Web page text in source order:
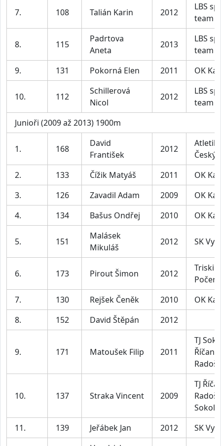
7. 108 Talián Karin 2012
LBS
team
8. 115
Padrtova
Aneta
2013
LBS
team
9.
131 Pokorná Elen 2011 OK
10. 112
Schillerová
Nicol
2012
LBS
team
Junioři (2009 až 2013) 1900m
1. 168
David
František
2012
Český
2.
133 Čížik Matyáš 2011
OK
3.
126 Zavadil Adam 2009
OK
4.
134 Bašus Ondřej 2010 OK
5. 151
Malásek
Mikuláš
2012 SK
6. 173 Pirout Šimon 2012
Triski
7.
130 Rejšek Čeněk 2010
OK
8.
152 David Štěpán 2012
9. 171 Matoušek Filip 2011
TJ
Říčany
10. 137 Straka Vincent 2009
TJ
Sokol
11.
139 Jeřábek Jan 2012
SK